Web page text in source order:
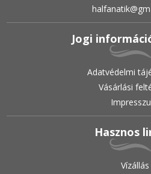
Jogi
Adatvédelmi
Vásárlási
Hasznos
Vízállás